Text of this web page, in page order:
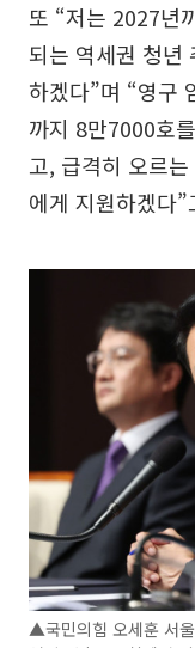
또 “저는 2027년
되는 역세권 청년
하겠다”며 “영구
까지 8만7000호
고, 급격히 오르
에게 지원하겠다
▲국민의힘 오세훈 서